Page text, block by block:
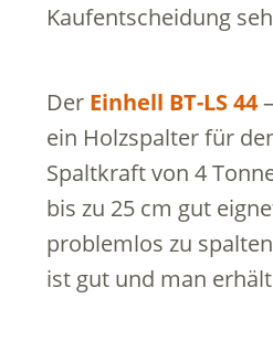
Kaufentscheidung
Der Einhell BT-LS 44
ein Holzspalter für
Spaltkraft von 4
bis zu 25 cm gut
problemlos zu
ist gut und man